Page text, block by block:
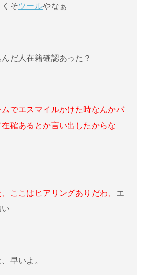
くそツールやなぁ
だ人在籍確認あった？
でエスマイルかけた時なんかバ
確あるとか言い出したからな
ここはヒアリングありだわ、 エ
い
早いよ。